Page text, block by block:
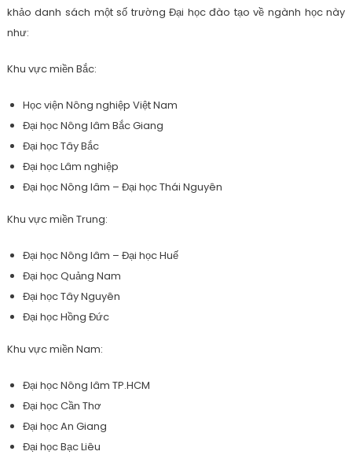
khảo danh sách một số trường Đại học đào tạo về ngành học này
như:
Khu vực miền Bắc:
Học viện Nông nghiệp Việt Nam
Đại học Nông lâm Bắc Giang
Đại học Tây Bắc
Đại học Lâm nghiệp
Đại học Nông lâm – Đại học Thái Nguyên
Khu vực miền Trung:
Đại học Nông lâm – Đại học Huế
Đại học Quảng Nam
Đại học Tây Nguyên
Đại học Hồng Đức
Khu vực miền Nam:
Đại học Nông lâm TP.HCM
Đại học Cần Thơ
Đại học An Giang
Đại học Bạc Liêu